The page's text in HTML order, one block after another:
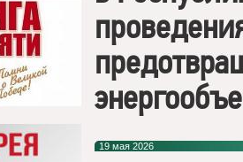
19 мая 2026